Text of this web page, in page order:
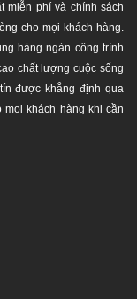
miễn phí và chính sách
cho mọi khách hàng.
hàng ngàn công trình
chất lượng cuộc sống
được khẳng định qua
khách hàng khi cần